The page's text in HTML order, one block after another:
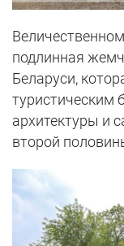
подлинная
Беларуси,
туристическим
архитектуры и
второй